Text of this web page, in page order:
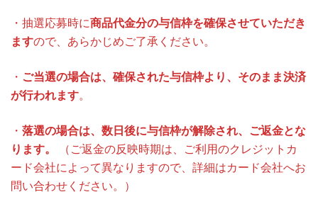
・抽選応募時に商品代金分の与信枠を確保させていただき
ますので、あらかじめご了承ください。
・ ご当選の場合は、確保された与信枠より、そのまま決済
が行われます。
・ 落選の場合は、数日後に与信枠が解除され、ご返金とな
ります。
（ご返金の反映時期は、ご利用のクレジットカ
ード会社によって異なりますので、詳細はカード会社へお
問い合わせください。）